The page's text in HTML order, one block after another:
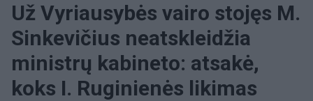
Už Vyriausybės vairo stojęs M.
Sinkevičius neatskleidžia
ministrų kabineto: atsakė,
koks I. Ruginienės likimas